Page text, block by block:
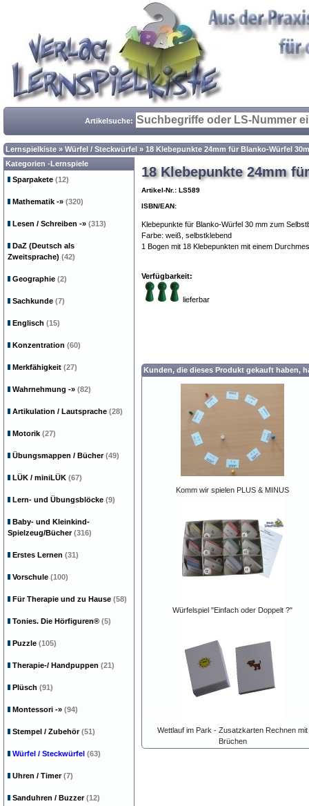
Artikelsuche:
Lernspielkiste » Würfel / Steckwürfel » 18 Klebepunkte 24mm für Blanko-Würfel
18 Klebepunkte 24mm
Artikel-Nr.: LS589
ISBN/EAN:
Klebepunkte für Blanko-Würfel 30 mm zum
Farbe: weiß, selbstklebend
1 Bogen mit 18 Klebepunkten mit einem
Verfügbarkeit:
lieferbar
Kunden, die dieses Produkt gekauft haben,
Komm wir spielen PLUS & MINUS
Würfelspiel "Einfach oder Doppelt ?"
Wettlauf im Park - Zusatzkarten Rechnen mit
Brüchen
Kategorien -Lernspiele
Sparpakete (12)
Mathematik -» (320)
Lesen / Schreiben -» (313)
DaZ (Deutsch als
Zweitsprache) (42)
Geographie (2)
Sachkunde (7)
Englisch (15)
Konzentration (60)
Merkfähigkeit (27)
Wahrnehmung -» (82)
Artikulation / Lautsprache (28)
Motorik (27)
Übungsmappen / Bücher(49)
LÜK / miniLÜK (67)
Lern- und Übungsblöcke (9)
Baby- und Kleinkind-
Spielzeug/Bücher(316)
Erstes Lernen (31)
Vorschule (100)
Für Therapie und zu Hause (58)
Tonies. Die Hörfiguren® (5)
Puzzle (105)
Therapie-/ Handpuppen (21)
Plüsch (91)
Montessori -» (94)
Stempel / Zubehör(51)
Würfel / Steckwürfel (63)
Uhren / Timer(7)
Sanduhren / Buzzer(12)